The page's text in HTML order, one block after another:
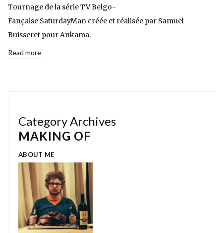
Tournage de la série TV Belgo-
Fançaise SaturdayMan créée et réalisée par Samuel
Buisseret pour Ankama.
Read more
Category Archives
MAKING OF
ABOUT ME